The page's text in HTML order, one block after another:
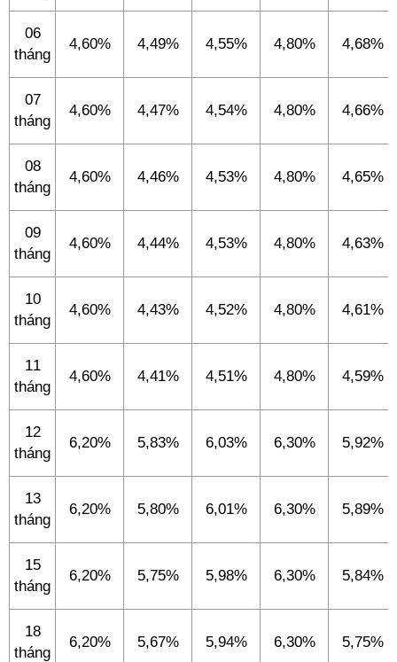
06
tháng
4,60% 4,49% 4,55% 4,80% 4,68%
07
tháng
4,60% 4,47% 4,54% 4,80% 4,66%
08
tháng
4,60% 4,46% 4,53% 4,80% 4,65%
09
tháng
4,60% 4,44% 4,53% 4,80% 4,63%
10
tháng
4,60% 4,43% 4,52% 4,80% 4,61%
11
tháng
4,60% 4,41% 4,51% 4,80% 4,59%
12
tháng
6,20% 5,83% 6,03% 6,30% 5,92%
13
tháng
6,20% 5,80% 6,01% 6,30% 5,89%
15
tháng
6,20% 5,75% 5,98% 6,30% 5,84%
18
tháng
6,20% 5,67% 5,94% 6,30% 5,75%